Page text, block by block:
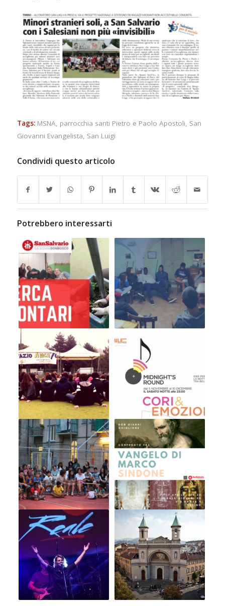
Tags: MSNA, parrocchia santi Pietro e Paolo Apostoli, San
Giovanni Evangelista, San Luigi
Condividi questo articolo
Potrebbero interessarti